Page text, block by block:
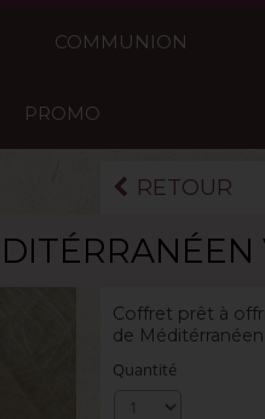
COMMUNION
PROMO
RETOUR
Coffret prêt à
de
Quantité